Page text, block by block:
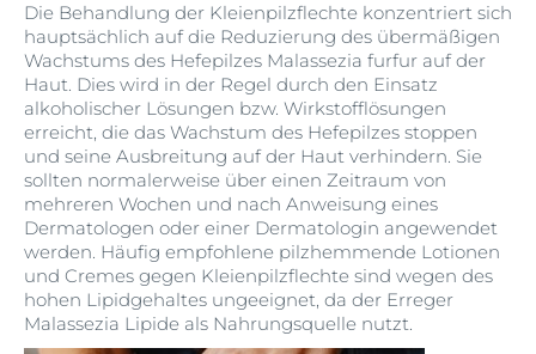
Die Behandlung der Kleienpilzflechte konzentriert sich
hauptsächlich auf die Reduzierung des übermäßigen
Wachstums des Hefepilzes Malassezia furfur auf der
Haut. Dies wird in der Regel durch den Einsatz
alkoholischer Lösungen bzw. Wirkstofflösungen
erreicht, die das Wachstum des Hefepilzes stoppen
und seine Ausbreitung auf der Haut verhindern. Sie
sollten normalerweise über einen Zeitraum von
mehreren Wochen und nach Anweisung eines
Dermatologen oder einer Dermatologin angewendet
werden. Häufig empfohlene pilzhemmende Lotionen
und Cremes gegen Kleienpilzflechte sind wegen des
hohen Lipidgehaltes ungeeignet, da der Erreger
Malassezia Lipide als Nahrungsquelle nutzt.